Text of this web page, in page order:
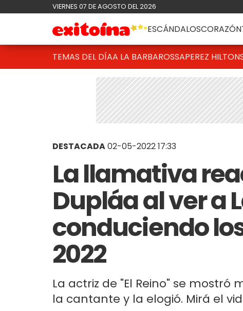
VIERNES 07 DE AGOSTO DEL 2026
ESCÁNDALOSCORAZÓN
TEMAS DEL DÍAA LA BARBAROSSAPEREZ HILTON
DESTACADA02-05-2022 17:33
La llamativa
Dupláa al ver a
conduciendo
2022
La actriz de "El Reino" se
la cantante y la elogió. Mirá el